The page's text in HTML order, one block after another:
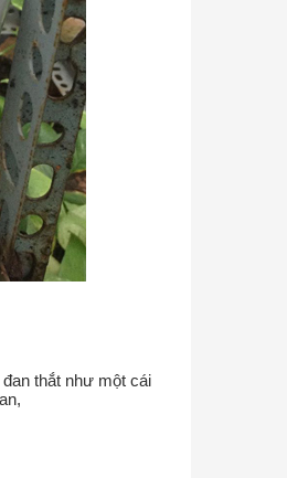
thắt như một cái